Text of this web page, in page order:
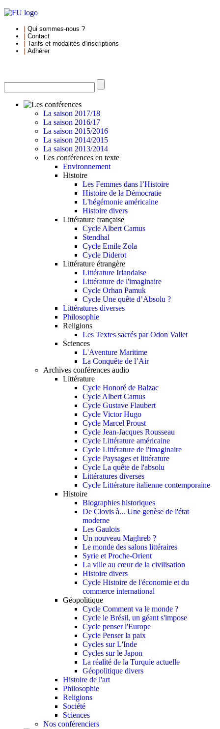
Qui sommes-nous ?
Contact
Tarifs et modalités d'inscriptions
Adhérer
La saison 2017/18
La saison 2016/17
La saison 2015/2016
La saison 2014/2015
La saison 2013/2014
Les conférences en texte
Environnement
Histoire
Les Femmes dans l’Histoire
Histoire de la Démocratie
L'hégémonie américaine
Histoire divers
Littérature française
Cycle Albert Camus
Stendhal
Cycle Emile Zola
Cycle Diderot
Littérature étrangère
Littérature Irlandaise
Littérature de l'imaginaire
Cycle Orhan Pamuk
Cycle Une quête d’Absolu ?
Littératures diverses
Philosophie
Religions
Les Textes sacrés par Odon Vallet
Sciences
L'Aventure Maritime
La Conquête de l’Air
Archives conférences audio
Littérature
Cycle Honoré de Balzac
Cycle Albert Camus
Cycle Gustave Flaubert
Cycle Victor Hugo
Cycle Marcel Proust
Cycle Jean-Jacques Rousseau
Cycle Littérature américaine
Cycle Littérature de l'imaginaire
Cycle Paysages et littérature
Cycle La quête de l'absolu
Littératures diverses
Cycle Littérature italienne contemporaine
Histoire
Biographies historiques
De Clovis à... Une genèse de l'état
moderne
Les Gaulois
Un nouveau Maghreb ?
Le monde des salons littéraires
Syrie et Proche-Orient
La ville au cœur de la civilisation
Histoire divers
Cycle Histoire de l'économie et du
commerce international
Géopolitique
Cycle Comment va le monde ?
Cycle le Brésil, un géant s'impose
Cycle penser l'Europe
Cycle Penser la paix
Cycles sur L'Inde
Cycles sur le Japon
La réalité de la Turquie actuelle
Géopolitique divers
Histoire de l'art
Philosophie
Religions
Société
Sciences
Nos conférenciers